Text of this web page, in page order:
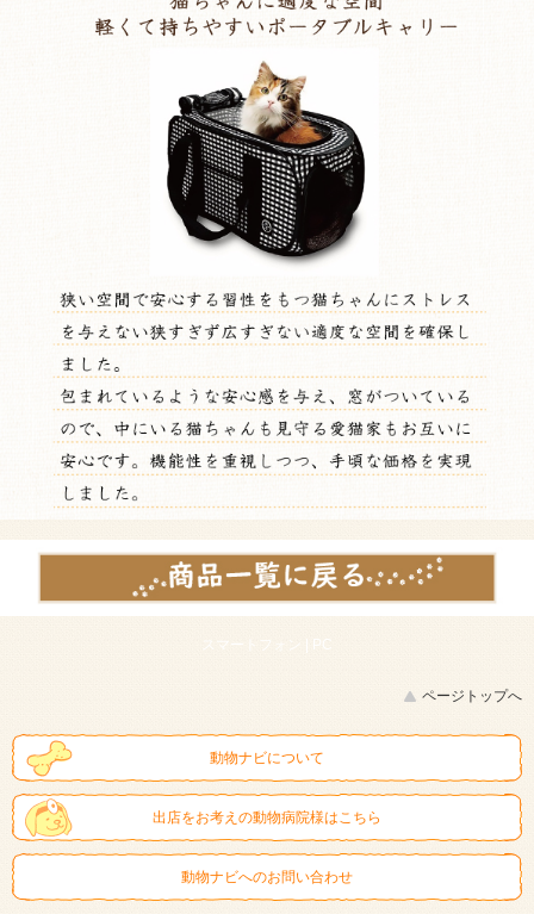
スマートフォン | PC
ページトップへ
動物ナビについて
出店をお考えの動物病院様はこちら
動物ナビへのお問い合わせ